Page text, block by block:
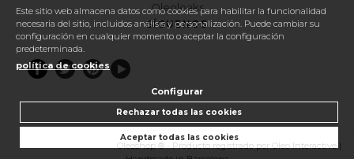
Oleoleaks
SÍGUENOS
Configurar cookies
Oleoshop ® - Producto registrado por Oleo Interactive |
Este sitio web almacena datos como cookies para habilitar la funcionalidad
necesaria del sitio, incluidos análisis y personalización. Puede cambiar su
configuración en cualquier momento o aceptar la configuración
predeterminada.
política de cookies
Configurar
Rechazar todas las cookies
Aceptar todas las cookies